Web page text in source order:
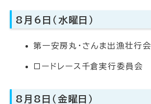
8月6日（水曜日）
第一安房丸・さんま出漁壮行会
ロードレース千倉実行委員会
8月8日（金曜日）